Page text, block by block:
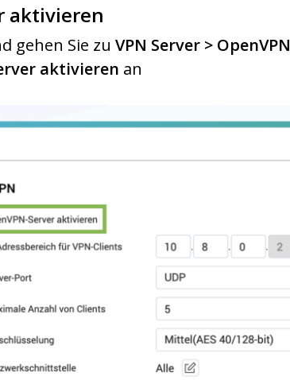
aktivieren
gehen Sie zuVPN Server > OpenVPN
aktivieren an